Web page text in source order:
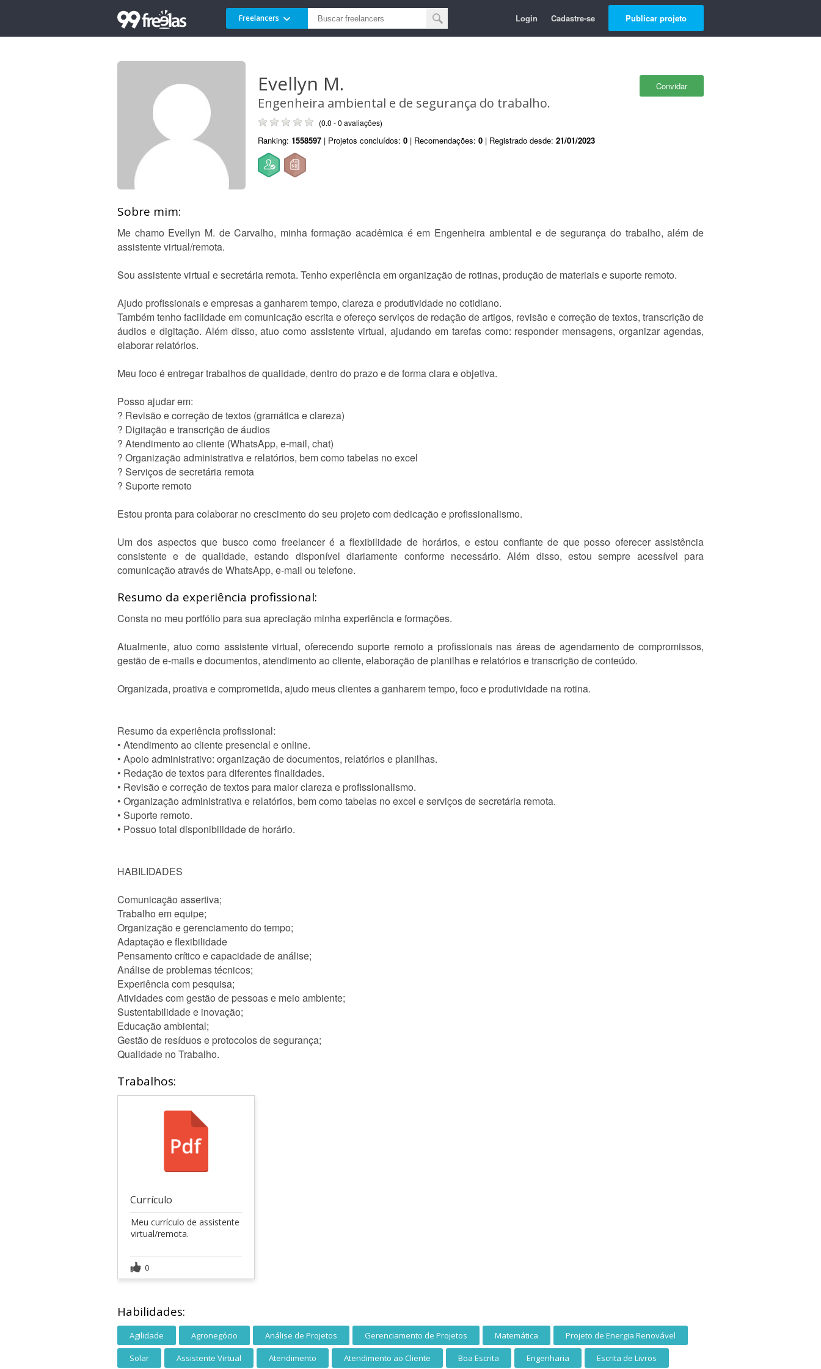
Freelancers Login Cadastre-se Publicar projeto
Convidar
Evellyn M.
Engenheira ambiental e de segurança do trabalho.
(0.0 - 0 avaliações)
Ranking: 1558597 | Projetos concluídos: 0 | Recomendações: 0 | Registrado desde: 21/01/2023
Sobre mim:
Me chamo Evellyn M. de Carvalho, minha formação acadêmica é em Engenheira ambiental e de segurança do trabalho, além de
assistente virtual/remota.
Sou assistente virtual e secretária remota. Tenho experiência em organização de rotinas, produção de materiais e suporte remoto.
Ajudo profissionais e empresas a ganharem tempo, clareza e produtividade no cotidiano.
Também tenho facilidade em comunicação escrita e ofereço serviços de redação de artigos, revisão e correção de textos, transcrição de
áudios e digitação. Além disso, atuo como assistente virtual, ajudando em tarefas como: responder mensagens, organizar agendas,
elaborar relatórios.
Meu foco é entregar trabalhos de qualidade, dentro do prazo e de forma clara e objetiva.
Posso ajudar em:
? Revisão e correção de textos (gramática e clareza)
? Digitação e transcrição de áudios
? Atendimento ao cliente (WhatsApp, e-mail, chat)
? Organização administrativa e relatórios, bem como tabelas no excel
? Serviços de secretária remota
? Suporte remoto
Estou pronta para colaborar no crescimento do seu projeto com dedicação e profissionalismo.
Um dos aspectos que busco como freelancer é a flexibilidade de horários, e estou confiante de que posso oferecer assistência
consistente e de qualidade, estando disponível diariamente conforme necessário. Além disso, estou sempre acessível para
comunicação através de WhatsApp, e-mail ou telefone.
Resumo da experiência profissional:
Consta no meu portfólio para sua apreciação minha experiência e formações.
Atualmente, atuo como assistente virtual, oferecendo suporte remoto a profissionais nas áreas de agendamento de compromissos,
gestão de e-mails e documentos, atendimento ao cliente, elaboração de planilhas e relatórios e transcrição de conteúdo.
Organizada, proativa e comprometida, ajudo meus clientes a ganharem tempo, foco e produtividade na rotina.
Resumo da experiência profissional:
• Atendimento ao cliente presencial e online.
• Apoio administrativo: organização de documentos, relatórios e planilhas.
• Redação de textos para diferentes finalidades.
• Revisão e correção de textos para maior clareza e profissionalismo.
• Organização administrativa e relatórios, bem como tabelas no excel e serviços de secretária remota.
• Suporte remoto.
• Possuo total disponibilidade de horário.
HABILIDADES
Comunicação assertiva;
Trabalho em equipe;
Organização e gerenciamento do tempo;
Adaptação e flexibilidade
Pensamento crítico e capacidade de análise;
Análise de problemas técnicos;
Experiência com pesquisa;
Atividades com gestão de pessoas e meio ambiente;
Sustentabilidade e inovação;
Educação ambiental;
Gestão de resíduos e protocolos de segurança;
Qualidade no Trabalho.
Trabalhos:
Currículo
Meu currículo de assistente
virtual/remota.
0
Habilidades:
Agilidade Agronegócio Análise de Projetos Gerenciamento de Projetos Matemática Projeto de Energia Renovável
Solar Assistente Virtual Atendimento Atendimento ao Cliente Boa Escrita Engenharia Escrita de Livros